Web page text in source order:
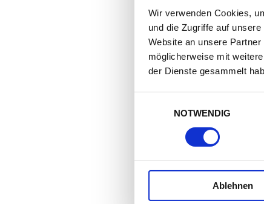
Wir verwenden Cookies,
und die Zugriffe auf
Website an unsere
möglicherweise mit
der Dienste gesammelt
NOTWENDIG
Ablehnen